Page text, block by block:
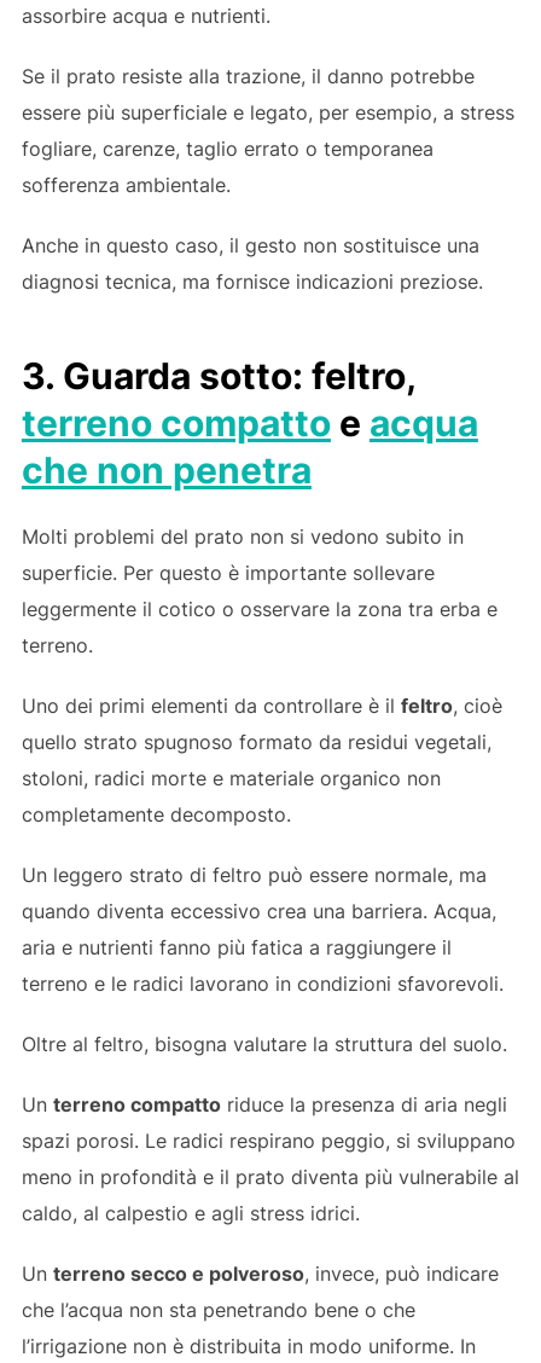
assorbire acqua e nutrienti.
Se il prato resiste alla trazione, il danno potrebbe
essere più superficiale e legato, per esempio, a stress
fogliare, carenze, taglio errato o temporanea
sofferenza ambientale.
Anche in questo caso, il gesto non sostituisce una
diagnosi tecnica, ma fornisce indicazioni preziose.
3. Guarda sotto: feltro,
terreno compattoe acqua
che non penetra
Molti problemi del prato non si vedono subito in
superficie. Per questo è importante sollevare
leggermente il cotico o osservare la zona tra erba e
terreno.
Uno dei primi elementi da controllare è il feltro, cioè
quello strato spugnoso formato da residui vegetali,
stoloni, radici morte e materiale organico non
completamente decomposto.
Un leggero strato di feltro può essere normale, ma
quando diventa eccessivo crea una barriera. Acqua,
aria e nutrienti fanno più fatica a raggiungere il
terreno e le radici lavorano in condizioni sfavorevoli.
Oltre al feltro, bisogna valutare la struttura del suolo.
Un terreno compattoriduce la presenza di aria negli
spazi porosi. Le radici respirano peggio, si sviluppano
meno in profondità e il prato diventa più vulnerabile al
caldo, al calpestio e agli stress idrici.
Un terreno secco e polveroso, invece, può indicare
che l’acqua non sta penetrando bene o che
l’irrigazione non è distribuita in modo uniforme. In